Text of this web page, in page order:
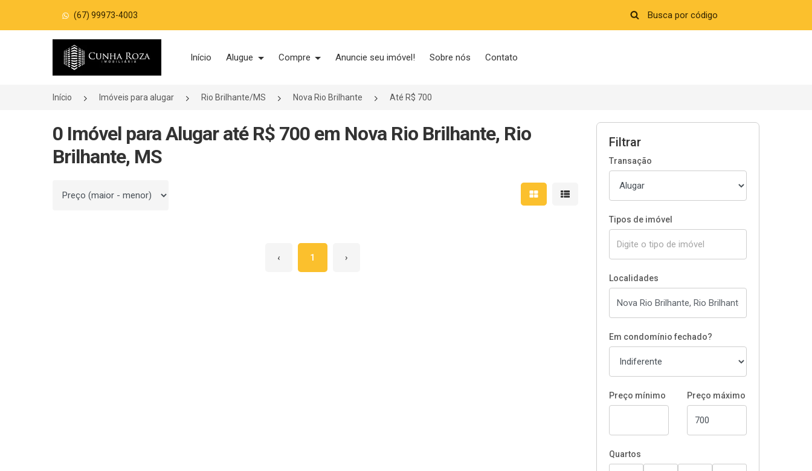
(67) 99973-4003
Página inicial
Início Alugue Compre Anuncie seu imóvel! Sobre nós Contato
Início Imóveis para alugar Rio Brilhante/MS Nova Rio Brilhante Até R$ 700
0 Imóvel para Alugar até R$ 700 em Nova Rio Brilhante, Rio
Brilhante, MS
Ordenar por Mostrar resultados em grade
Mostrar resultados em lista
‹ 1 ›
Filtrar
Transação
Tipos de imóvel
Localidades
Em condomínio fechado?
Preço mínimo Preço máximo
Quartos